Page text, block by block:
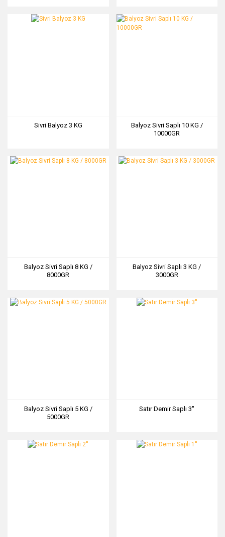
Sivri Balyoz 3 KG
Balyoz Sivri Saplı 10 KG /
10000GR
Balyoz Sivri Saplı 8 KG /
8000GR
Balyoz Sivri Saplı 3 KG /
3000GR
Balyoz Sivri Saplı 5 KG /
5000GR
Satır Demir Saplı 3''